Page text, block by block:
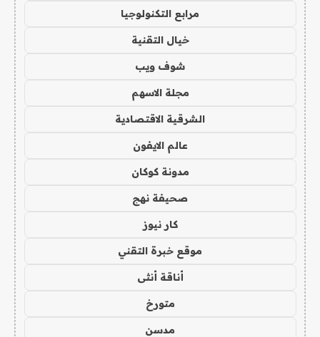
مرابع التكنولوجيا
خيال التقنية
شوف ويب
مجلة الاسهم
الشرقية الاقتصادية
عالم الايفون
مدونة كوكان
صحيفة نهج
كار نيوز
موقع خبرة التقني
أناقة أنثى
متورخ
مدسن